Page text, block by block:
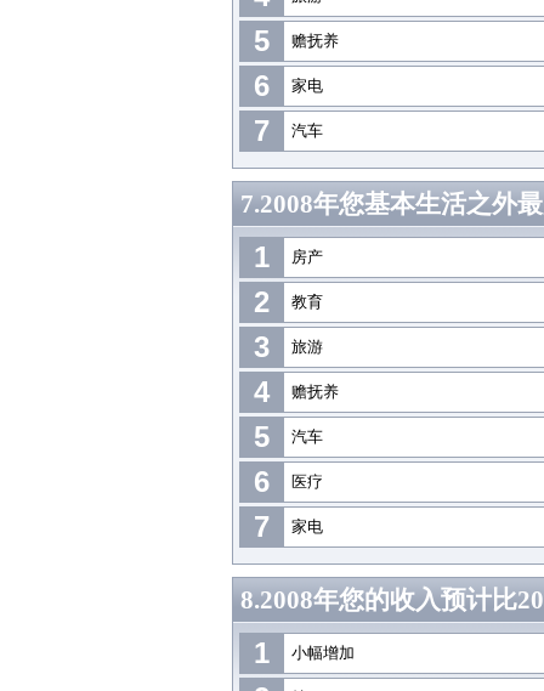
5 赡抚养
6 家电
7 汽车
7.2008年您基本生活之外
1 房产
2 教育
3 旅游
4 赡抚养
5 汽车
6 医疗
7 家电
8.2008年您的收入预计比
1 小幅增加